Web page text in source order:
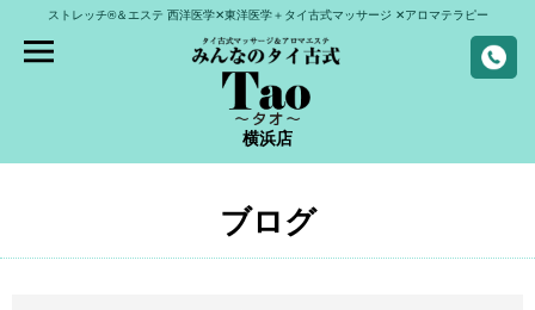
ストレッチ®＆エステ 西洋医学✕東洋医学＋タイ古式マッサージ ✕アロマテラピー
横浜店
ブログ